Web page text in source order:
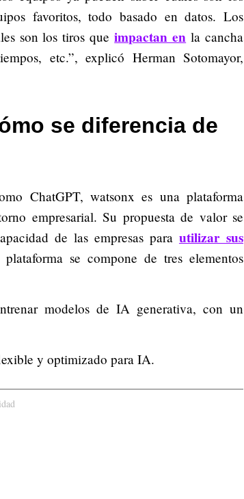
favoritos, todo basado en datos. Los
son los tiros queimpactan en la cancha
etc.”, explicó Herman Sotomayor,
se diferencia de
ChatGPT, watsonx es una plataforma
empresarial. Su propuesta de valor se
de las empresas para utilizar sus
se compone de tres elementos
modelos de IA generativa, con un
y optimizado para IA.